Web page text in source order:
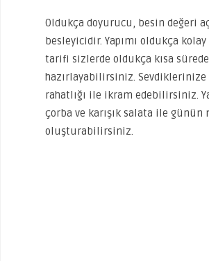
Oldukça doyurucu, besin değeri
besleyicidir. Yapımı oldukça
tarifi sizlerde oldukça kısa sürede
hazırlayabilirsiniz. Sevdiklerinize
rahatlığı ile ikram edebilirsiniz.
çorba ve karışık salata ile günün
oluşturabilirsiniz.